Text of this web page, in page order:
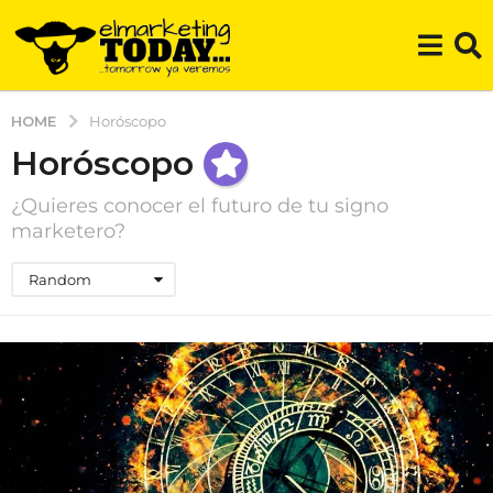
HOME Horóscopo
Horóscopo
¿Quieres conocer el futuro de tu signo
marketero?
Random